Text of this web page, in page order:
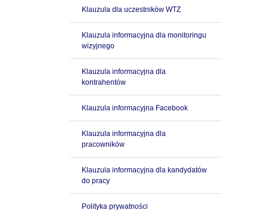
Klauzula dla uczestników WTZ
Klauzula informacyjna dla monitoringu
wizyjnego
Klauzula informacyjna dla
kontrahentów
Klauzula informacyjna Facebook
Klauzula informacyjna dla
pracowników
Klauzula informacyjna dla kandydatów
do pracy
Polityka prywatności